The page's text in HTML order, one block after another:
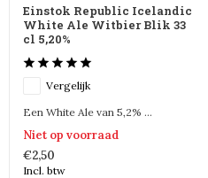
Einstok Republic Icelandic
White Ale Witbier Blik 33
cl 5,20%
Vergelijk
Een White Ale van 5,2% ...
Niet op voorraad
€2,50
Incl. btw